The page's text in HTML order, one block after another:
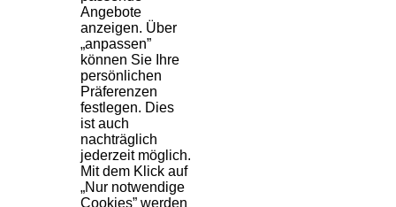
Angebote
anzeigen. Über
„anpassen”
können Sie Ihre
persönlichen
Präferenzen
festlegen. Dies
ist auch
nachträglich
jederzeit möglich.
Mit dem Klick auf
„Nur notwendige
Cookies” werden